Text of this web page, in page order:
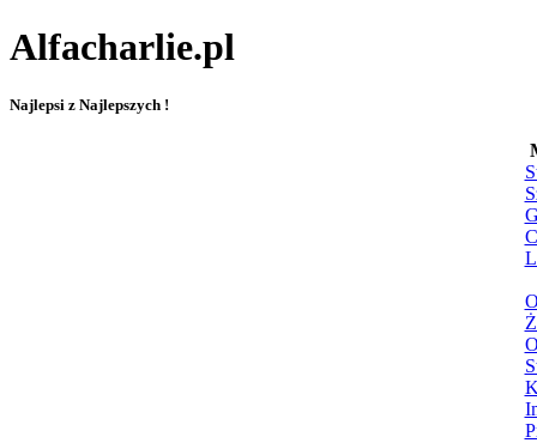
Alfacharlie.pl
Najlepsi z Najlepszych !